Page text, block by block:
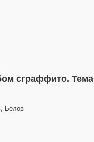
сграффито.
Белов
2